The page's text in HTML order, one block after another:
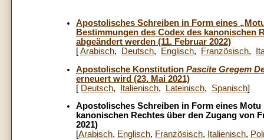
Apostolisches Schreiben in Form eines
Bestimmungen des Codex des kanonischen
abgeändert werden (11. Februar 2022)
[Arabisch, Deutsch, Englisch, Französisch,
Apostolische Konstitution Pascite Gregem
erneuert wird (23. Mai 2021)
[ Deutsch, Italienisch, Lateinisch, Spanisch]
Apostolisches Schreiben in Form eines
kanonischen Rechtes über den Zugang von
2021)
[Arabisch, Englisch, Französisch, Italienisch,